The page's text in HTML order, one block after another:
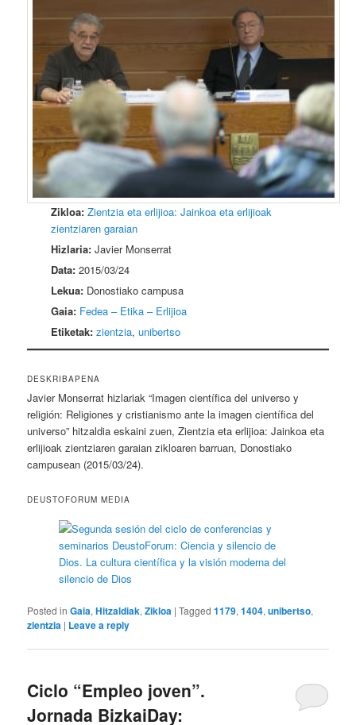
Zikloa: Zientzia eta erlijioa: Jainkoa eta erlijioak
zientziaren garaian
Hizlaria: Javier Monserrat
Data: 2015/03/24
Lekua: Donostiako campusa
Gaia: Fedea – Etika – Erlijioa
Etiketak: zientzia,unibertso
DESKRIBAPENA
Javier Monserrat hizlariak “Imagen científica del universo y
religión: Religiones y cristianismo ante la imagen científica del
universo” hitzaldia eskaini zuen, Zientzia eta erlijioa: Jainkoa eta
erlijioak zientziaren garaian zikloaren barruan, Donostiako
campusean (2015/03/24).
DEUSTOFORUM MEDIA
Posted in Gaia,Hitzaldiak,Zikloa |Tagged 1179,1404,unibertso,
zientzia | Leave a reply
Ciclo “Empleo joven”.
Jornada BizkaiDay: